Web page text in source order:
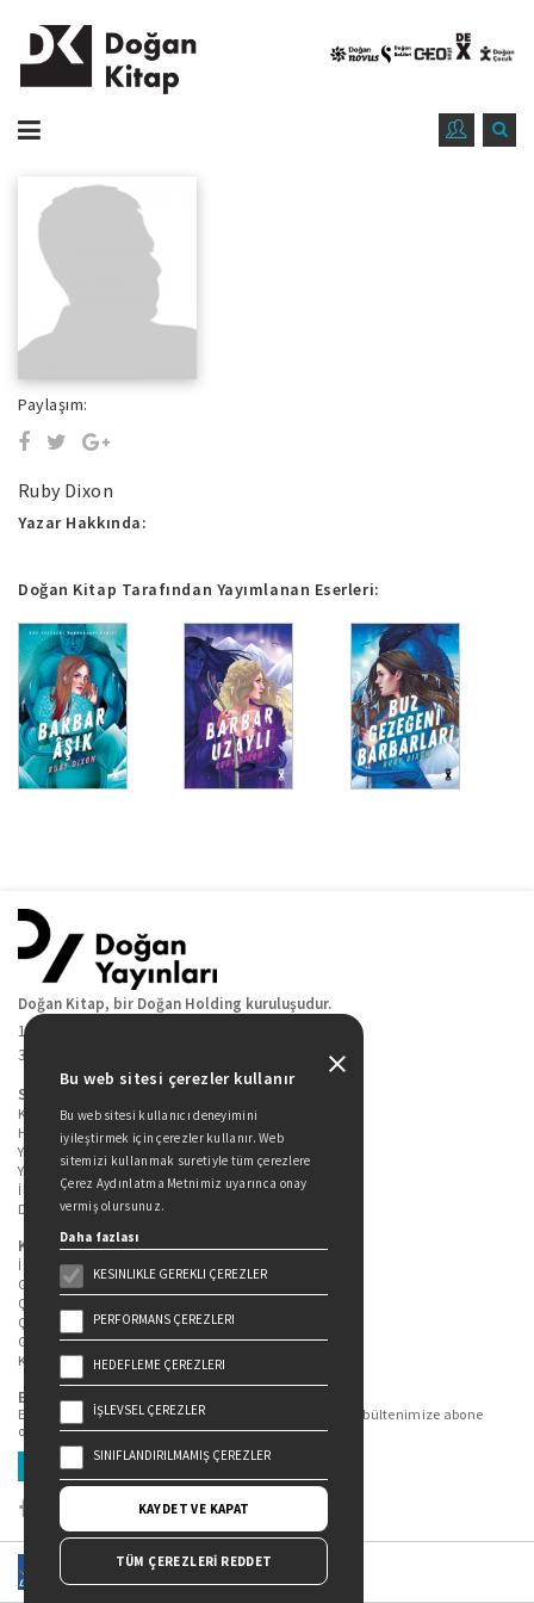
Paylaşım:
Ruby Dixon
Yazar Hakkında:
Doğan Kitap Tarafından Yayımlanan Eserleri:
Doğan Kitap, bir Doğan Holding kuruluşudur.
19 Mayıs Cad. Golden Plaza No:1 Kat:10
34360 / Şişli / İstanbul
Sitede Yer Alan Sayfalar
Kitaplarımız
Hakkımızda
Yazarlarımız
Yazar Adayları İçin
İletişim
Duygu Asena Roman Ödülü
Kişisel Verilerin Korunması
İlgili Kişi Başvuru Formu
Genel Aydınlatma Metni
Çekiliş Aydınlatma Metni
Çerez Aydınlatma Metni
Gizlilik Politikası
Kullanım Şartları
Bizi Takip Edin...
En güncel kitap ve etkinliklerden haberdar olmak için bültenimize abone
olun.
Üye Ol
Bu web sitesi çerezler kullanır
Bu web sitesi kullanıcı deneyimini
iyileştirmek için çerezler kullanır. Web
sitemizi kullanmak suretiyle tüm çerezlere
Çerez Aydınlatma Metnimiz uyarınca onay
vermiş olursunuz.
Daha fazlası
KESINLIKLE GEREKLI ÇEREZLER
PERFORMANS ÇEREZLERI
HEDEFLEME ÇEREZLERI
İŞLEVSEL ÇEREZLER
SINIFLANDIRILMAMIŞ ÇEREZLER
KAYDET VE KAPAT
TÜM ÇEREZLERİ REDDET